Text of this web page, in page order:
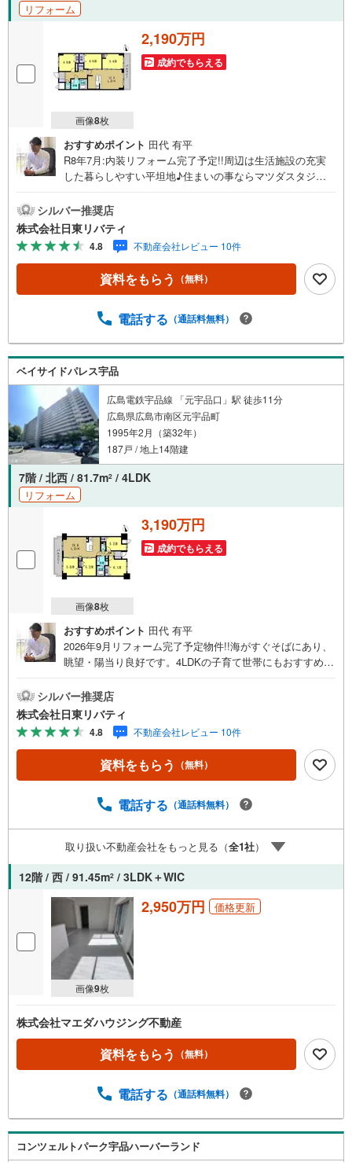
リフォーム
画像8枚
2,190万円
成約でもらえる
おすすめポイント 田代 有平
R8年7月:内装リフォーム完了予定!!周辺は生活施設の充実
した暮らしやすい平坦地♪住まいの事ならマツダスタジア
い物件もご紹介できます。広島市内はもちろん廿日市から
呉・東広島まで6000物件の豊富な情報量!!「実際に自分自
身が住む家を見て納得して買いたい」広告では分かり難い
物件の長所や短所を現地でご確認できます。お気軽にお問
い合わせ下さい。TV電話やLINE等でオンライン案内も可能
です。お気軽にお申し付け下さい。「住まいを通じた出逢
と信用を頂き、広島県下でも有数の不動産グループへ成長
の精神を大切に、お客様へのサポートをさせて頂きます。
株式会社日東リバティ〒732-0818広島市南区段原日出2丁目
2-22-2F
シルバー推奨店
株式会社日東リバティ
4.8 不動産会社レビュー 10件
資料をもらう （無料）
電話する （通話料無料）
ベイサイドパレス宇品
広島電鉄宇品線 「元宇品口」駅 徒歩11分
広島県広島市南区元宇品町
1995年2月（築32年）
187戸 / 地上14階建
7階 / 北西 / 81.7m2 / 4LDK
リフォーム
画像8枚
3,190万円
成約でもらえる
おすすめポイント 田代 有平
2026年9月リフォーム完了予定物件!!海がすぐそばにあり、
眺望・陽当り良好です。4LDKの子育て世帯にもおすすめの
ィへ!!チラシやネット広告に載っていない物件もご紹介でき
ます。広島市内はもちろん廿日市から呉・東広島まで6000
物件の豊富な情報量!!「実際に自分自身が住む家を見て納得
して買いたい」広告では分かり難い物件の長所や短所を現
地でご確認できます。お気軽にお問い合わせ下さい。TV電
話やLINE等でオンライン案内も可能です。お気軽にお申し
ーに、創業以来多くのお客様に信頼と信用を頂き、広島県
た。「人と人、心と心」これからもこの精神を大切に、お
客様へのサポートをさせて頂きます。株式会社日東リバテ
ィ〒732-0818広島市南区段原日出2丁目2-22-2F
シルバー推奨店
株式会社日東リバティ
4.8 不動産会社レビュー 10件
資料をもらう （無料）
電話する （通話料無料）
取り扱い不動産会社をもっと見る（全1社）
12階 / 西 / 91.45m2 / 3LDK＋WIC
画像9枚
2,950万円 価格更新
株式会社マエダハウジング不動産
資料をもらう （無料）
電話する （通話料無料）
コンツェルトパーク宇品ハーバーランド